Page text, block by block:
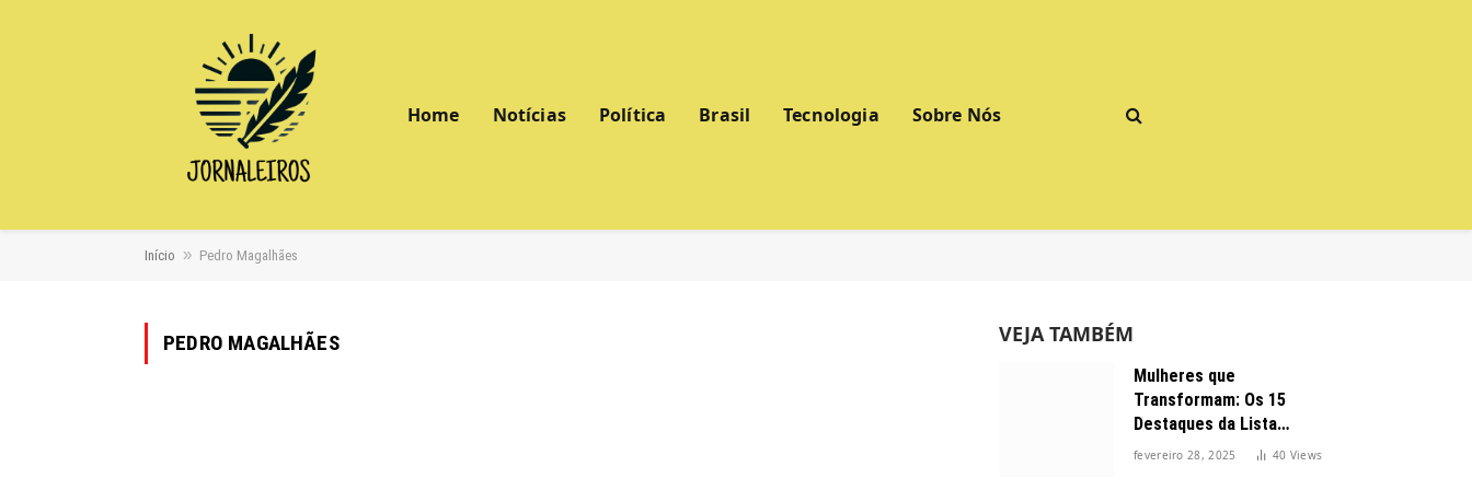
Home Notícias Política Brasil Tecnologia Sobre Nós
Início » Pedro Magalhães
PEDRO MAGALHÃES VEJA TAMBÉM
Mulheres que
Transformam: Os 15
Destaques da Lista
Forbes 2025 no Brasil
fevereiro 28, 2025 40 Views